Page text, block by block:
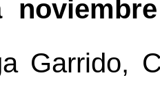
Garrido,